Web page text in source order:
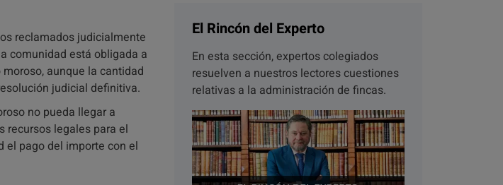
reclamados judicialmente
comunidad está obligada a
aunque la cantidad
judicial definitiva.
no pueda llegar a
recursos legales para el
el pago del importe con el
El Rincón del Experto
En esta sección, expertos colegiados
resuelven a nuestros lectores cuestiones
relativas a la administración de fincas.